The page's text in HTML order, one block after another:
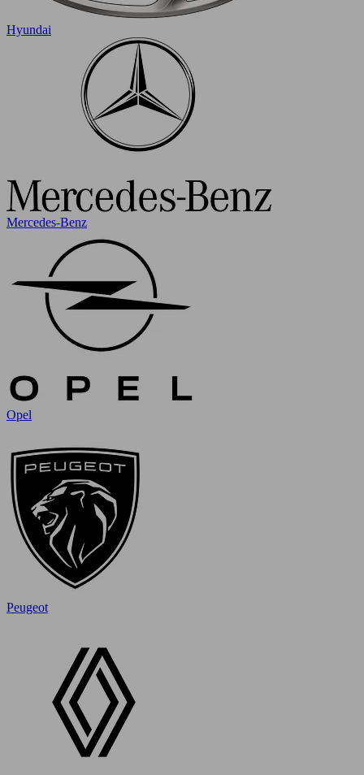
Hyundai
Mercedes-Benz
Opel
Peugeot